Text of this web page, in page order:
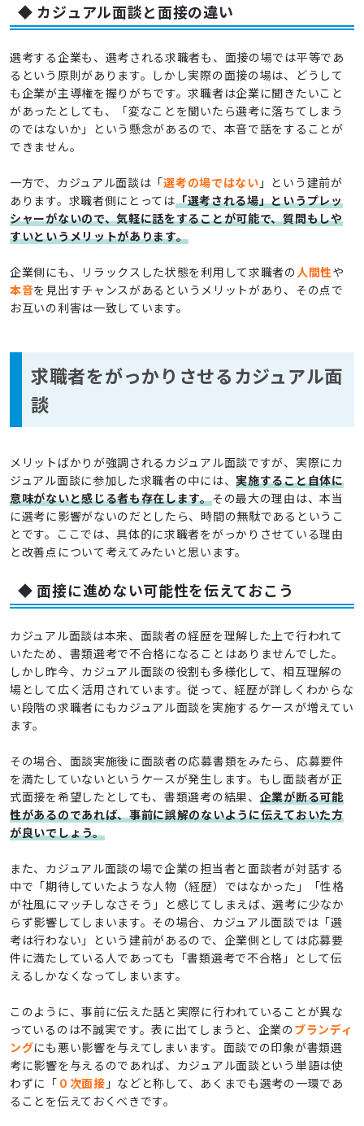
◆ カジュアル面談と面接の違い
選考する企業も、選考される求職者も、面接の場では平等であ
るという原則があります。しかし実際の面接の場は、どうして
も企業が主導権を握りがちです。求職者は企業に聞きたいこと
があったとしても、「変なことを聞いたら選考に落ちてしまう
のではないか」という懸念があるので、本音で話をすることが
できません。
一方で、カジュアル面談は「選考の場ではない 」という建前が
あります。求職者側にとっては「選考される場」というプレッ
シャーがないので、気軽に話をすることが可能で、質問もしや
すいというメリットがあります。
企業側にも、リラックスした状態を利用して求職者の人間性や
本音を見出すチャンスがあるというメリットがあり、その点で
お互いの利害は一致しています。
求職者をがっかりさせるカジュアル面
談
メリットばかりが強調されるカジュアル面談ですが、実際にカ
ジュアル面談に参加した求職者の中には、実施すること自体に
意味がないと感じる者も存在します。その最大の理由は、本当
に選考に影響がないのだとしたら、時間の無駄であるというこ
とです。ここでは、具体的に求職者をがっかりさせている理由
と改善点について考えてみたいと思います。
◆ 面接に進めない可能性を伝えておこう
カジュアル面談は本来、面談者の経歴を理解した上で行われて
いたため、書類選考で不合格になることはありませんでした。
しかし昨今、カジュアル面談の役割も多様化して、相互理解の
場として広く活用されています。従って、経歴が詳しくわからな
い段階の求職者にもカジュアル面談を実施するケースが増えてい
ます。
その場合、面談実施後に面談者の応募書類をみたら、応募要件
を満たしていないというケースが発生します。もし面談者が正
式面接を希望したとしても、書類選考の結果、 企業が断る可能
性があるのであれば、事前に誤解のないように伝えておいた方
が良いでしょう。
また、カジュアル面談の場で企業の担当者と面談者が対話する
中で「期待していたような人物（経歴）ではなかった」「性格
が社風にマッチしなさそう」と感じてしまえば、選考に少なか
らず影響してしまいます。その場合、カジュアル面談では「選
考は行わない」という建前があるので、企業側としては応募要
件に満たしている人であっても「書類選考で不合格」として伝
えるしかなくなってしまいます。
このように、事前に伝えた話と実際に行われていることが異な
っているのは不誠実です。表に出てしまうと、企業のブランディ
ングにも悪い影響を与えてしまいます。面談での印象が書類選
考に影響を与えるのであれば、カジュアル面談という単語は使
わずに「 ０次面接 」などと称して、あくまでも選考の一環であ
ることを伝えておくべきです。